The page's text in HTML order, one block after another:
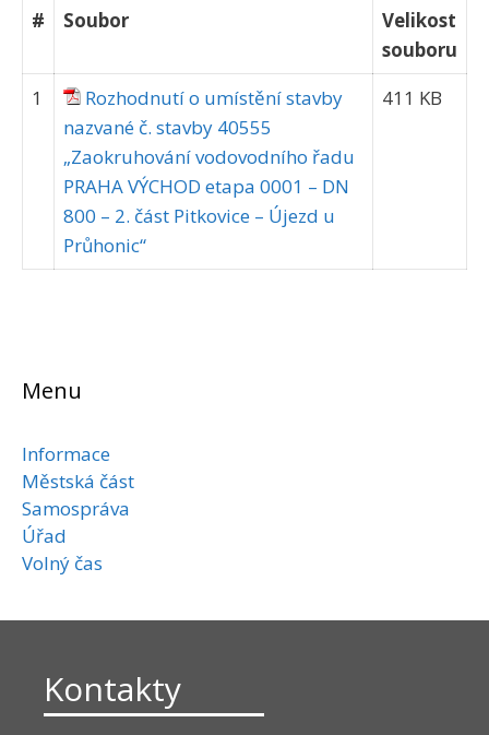
# Soubor
Velikost
souboru
1
Rozhodnutí o umístění stavby
nazvané č. stavby 40555
„Zaokruhování vodovodního řadu
PRAHA VÝCHOD etapa 0001 – DN
800 – 2. část Pitkovice – Újezd u
Průhonic“
411 KB
Menu
Informace
Městská část
Samospráva
Úřad
Volný čas
Kontakty